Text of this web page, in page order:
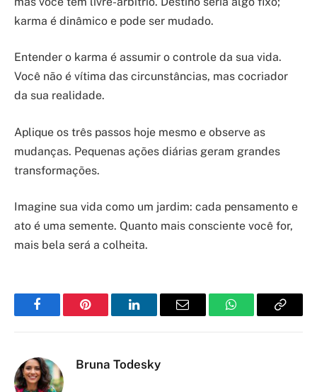
karma é dinâmico e pode ser mudado.
Entender o karma é assumir o controle da sua vida.
Você não é vítima das circunstâncias, mas cocriador
da sua realidade.
Aplique os três passos hoje mesmo e observe as
mudanças. Pequenas ações diárias geram grandes
transformações.
Imagine sua vida como um jardim: cada pensamento e
ato é uma semente. Quanto mais consciente você for,
mais bela será a colheita.
FacebookPinterest LinkedInEmail WhatsAppCopy
Bruna Todesky